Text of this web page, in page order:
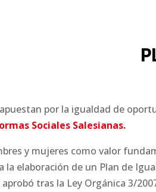
por la igualdad de
Sociales Salesianas.
y mujeres como valor
la elaboración de un Plan de
tras la Ley Orgánica 3/